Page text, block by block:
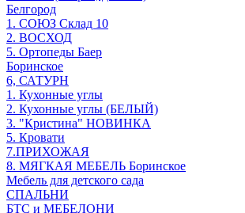
Белгород
1. СОЮЗ Склад 10
2. ВОСХОД
5. Ортопеды Баер
Боринское
6, САТУРН
1. Кухонные углы
2. Кухонные углы (БЕЛЫЙ)
3. "Кристина" НОВИНКА
5. Кровати
7.ПРИХОЖАЯ
8. МЯГКАЯ МЕБЕЛЬ Боринское
Мебель для детского сада
СПАЛЬНИ
БТС и МЕБЕЛОНИ